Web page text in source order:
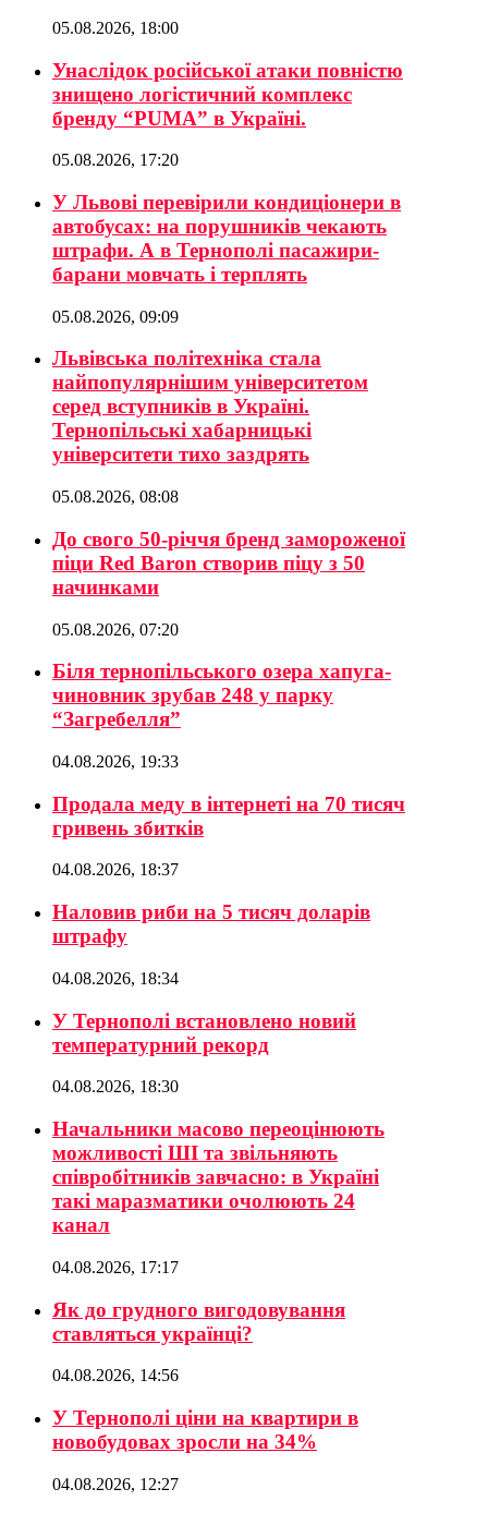
05.08.2026, 18:00
Унаслідок російської атаки повністю
знищено логістичний комплекс
бренду “PUMA” в Україні.
05.08.2026, 17:20
У Львові перевірили кондиціонери в
автобусах: на порушників чекають
штрафи. А в Тернополі пасажири-
барани мовчать і терплять
05.08.2026, 09:09
Львівська політехніка стала
найпопулярнішим університетом
серед вступників в Україні.
Тернопільські хабарницькі
університети тихо заздрять
05.08.2026, 08:08
До свого 50-річчя бренд замороженої
піци Red Baron створив піцу з 50
начинками
05.08.2026, 07:20
Біля тернопільського озера хапуга-
чиновник зрубав 248 у парку
“Загребелля”
04.08.2026, 19:33
Продала меду в інтернеті на 70 тисяч
гривень збитків
04.08.2026, 18:37
Наловив риби на 5 тисяч доларів
штрафу
04.08.2026, 18:34
У Тернополі встановлено новий
температурний рекорд
04.08.2026, 18:30
Начальники масово переоцінюють
можливості ШІ та звільняють
співробітників завчасно: в Україні
такі маразматики очолюють 24
канал
04.08.2026, 17:17
Як до грудного вигодовування
ставляться українці?
04.08.2026, 14:56
У Тернополі ціни на квартири в
новобудовах зросли на 34%
04.08.2026, 12:27